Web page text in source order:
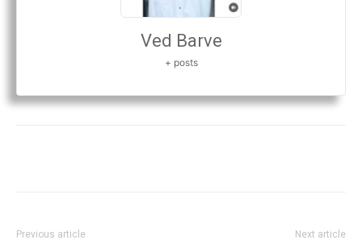
Ved Barve
+ posts
Previous article Next article